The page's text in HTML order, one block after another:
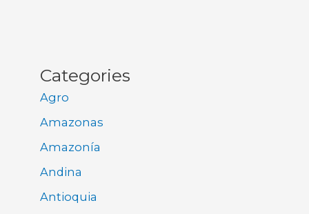
Categories
Agro
Amazonas
Amazonía
Andina
Antioquia